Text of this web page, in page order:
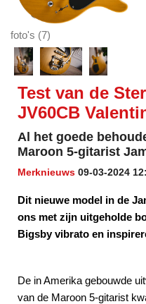
foto's (7)
Test van de
JV60CB
Al het goede
Maroon 5-gitarist
Merknieuws 09-03-2024
Dit nieuwe model in de
ons met zijn uitgeholde
Bigsby vibrato en
De in Amerika gebouwde
van de Maroon 5-gitarist